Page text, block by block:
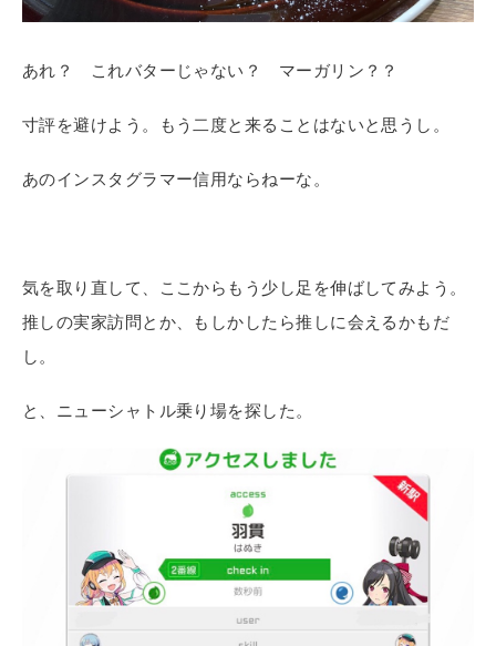
あれ？ これバターじゃない？ マーガリン？？
寸評を避けよう。もう二度と来ることはないと思うし。
あのインスタグラマー信用ならねーな。
気を取り直して、ここからもう少し足を伸ばしてみよう。
推しの実家訪問とか、もしかしたら推しに会えるかもだ
し。
と、ニューシャトル乗り場を探した。